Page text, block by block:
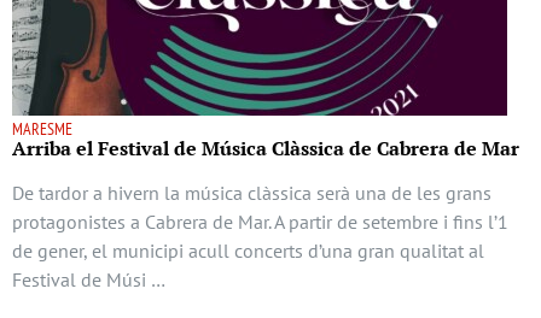
MARESME
Arriba el Festival de Música Clàssica de Cabrera de Mar
De tardor a hivern la música clàssica serà una de les grans
protagonistes a Cabrera de Mar. A partir de setembre i fins l’1
de gener, el municipi acull concerts d’una gran qualitat al
Festival de Músi …